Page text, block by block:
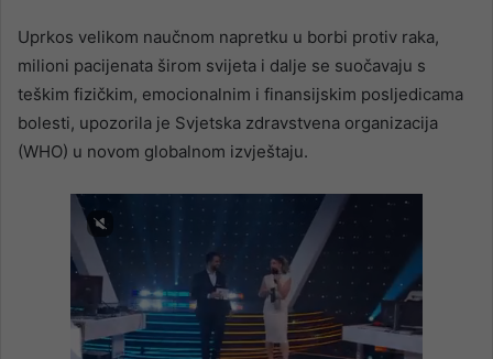
Uprkos velikom naučnom napretku u borbi protiv raka,
milioni pacijenata širom svijeta i dalje se suočavaju s
teškim fizičkim, emocionalnim i finansijskim posljedicama
bolesti, upozorila je Svjetska zdravstvena organizacija
(WHO) u novom globalnom izvještaju.